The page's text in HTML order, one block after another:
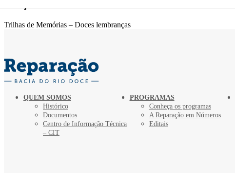
Trilhas de Memórias – Doces lembranças
QUEM SOMOS
Histórico
Documentos
Centro de Informação Técnica
– CIT
PROGRAMAS
Conheça os programas
A Reparação em Números
Editais